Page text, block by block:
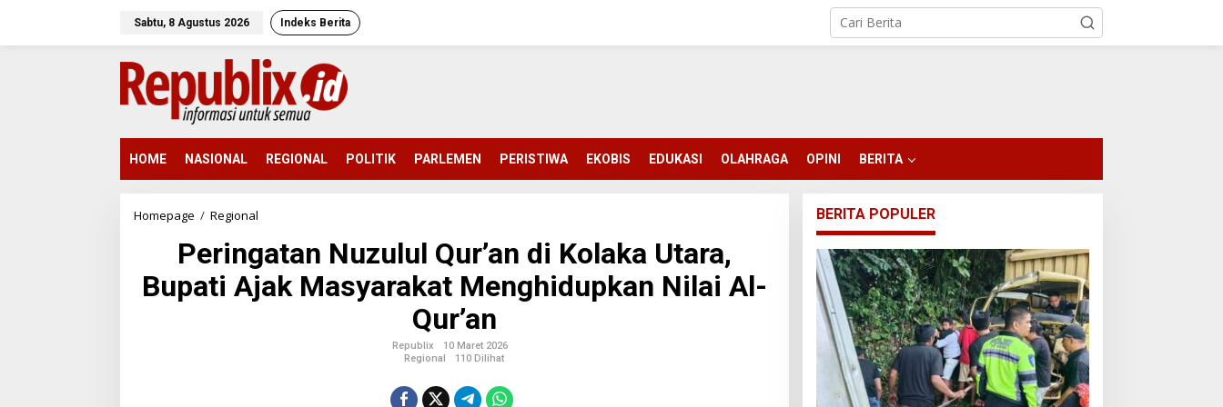
Sabtu, 8 Agustus 2026 Indeks Berita
HOME NASIONAL REGIONAL POLITIK PARLEMEN PERISTIWA EKOBIS EDUKASI OLAHRAGA OPINI BERITA
Homepage / Regional
r
i
n
g
Peringatan Nuzulul Qur’an di Kolaka Utara,
Bupati Ajak Masyarakat Menghidupkan Nilai Al-
Qur’an
Republix
10 Maret 2026
Regional
110 Dilihat
BERITA POPULER